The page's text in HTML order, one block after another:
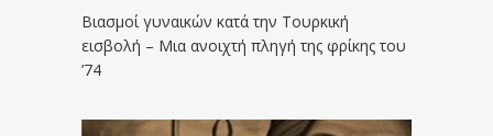
Βιασμοί γυναικών κατά την Τουρκική
εισβολή – Μια ανοιχτή πληγή της φρίκης του
’74